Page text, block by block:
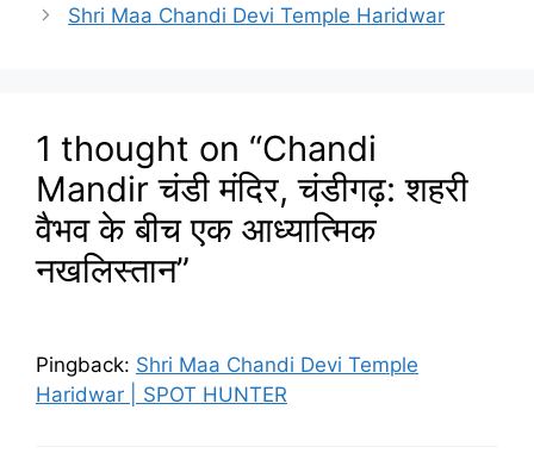
Shri Maa Chandi Devi Temple Haridwar
1 thought on “Chandi
Mandir चंडी मंदिर, चंडीगढ़: शहरी
वैभव के बीच एक आध्यात्मिक
नखलिस्तान”
Pingback: Shri Maa Chandi Devi Temple
Haridwar | SPOT HUNTER